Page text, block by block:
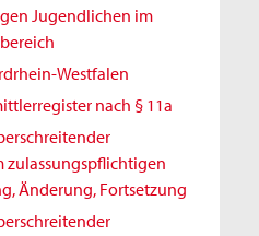
Jugendlichen im
Westfalen
nach § 11a
zulassungspflichtigen
Änderung, Fortsetzung